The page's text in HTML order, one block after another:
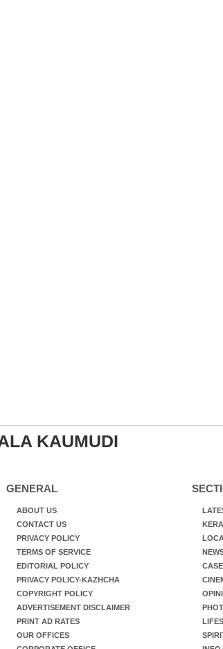
KAUMUDI
GENERAL
ABOUT US
CONTACT US
PRIVACY POLICY
TERMS OF SERVICE
EDITORIAL POLICY
PRIVACY POLICY-KAZHCHA
COPYRIGHT POLICY
ADVERTISEMENT DISCLAIMER
PRINT AD RATES
OUR OFFICES